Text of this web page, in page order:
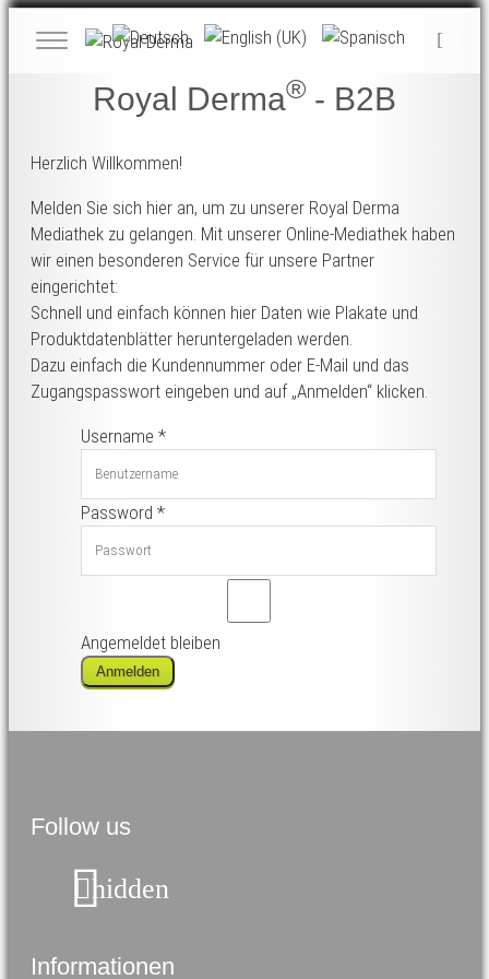
Royal Derma® - B2B
Herzlich Willkommen!
Melden Sie sich hier an, um zu unserer Royal Derma
Mediathek zu gelangen. Mit unserer Online-Mediathek haben
wir einen besonderen Service für unsere Partner
eingerichtet:
Schnell und einfach können hier Daten wie Plakate und
Produktdatenblätter heruntergeladen werden.
Dazu einfach die Kundennummer oder E-Mail und das
Zugangspasswort eingeben und auf „Anmelden“ klicken.
Username *
Password *
Angemeldet bleiben
Anmelden
Follow us
hidden
Informationen